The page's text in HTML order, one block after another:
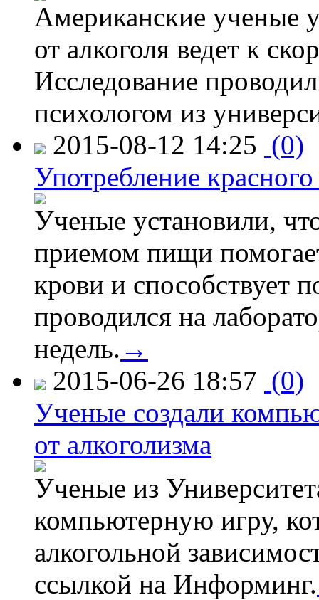
Американские ученые
от алкоголя ведет к
Исследование
психологом из
2015-08-12 14:25 (0)
Употребление
Ученые установили,
приемом пищи
крови и способствует
проводился на
недель. →
2015-06-26 18:57 (0)
Ученые создали
от алкоголизма
Ученые из
компьютерную игру,
алкогольной
ссылкой на Информинг.